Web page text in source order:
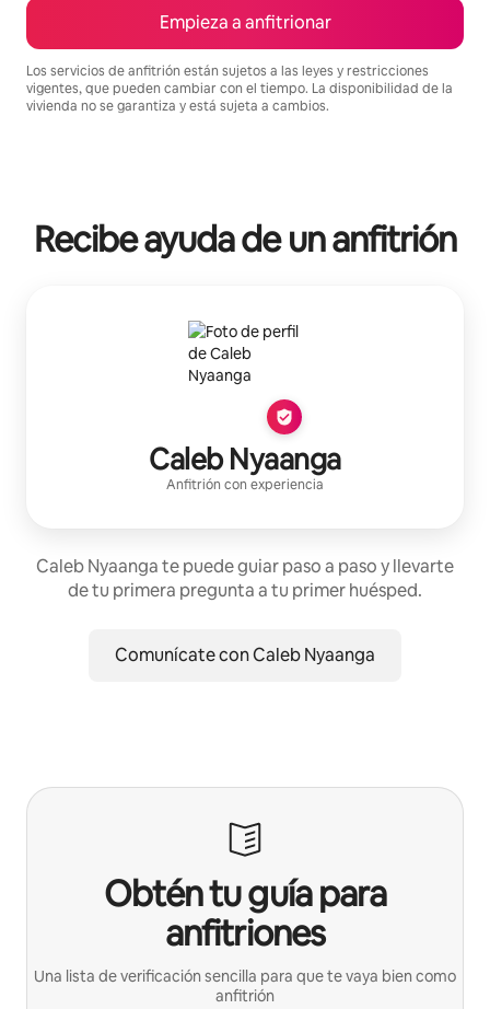
Empieza a anfitrionar
Los servicios de anfitrión están sujetos a las leyes y restricciones
vigentes, que pueden cambiar con el tiempo. La disponibilidad de la
vivienda no se garantiza y está sujeta a cambios.
Recibe ayuda de un anfitrión
Caleb Nyaanga
Anfitrión con experiencia
Caleb Nyaanga te puede guiar paso a paso y llevarte
de tu primera pregunta a tu primer huésped.
Comunícate con Caleb Nyaanga
Obtén tu guía para
anfitriones
Una lista de verificación sencilla para que te vaya bien como
anfitrión